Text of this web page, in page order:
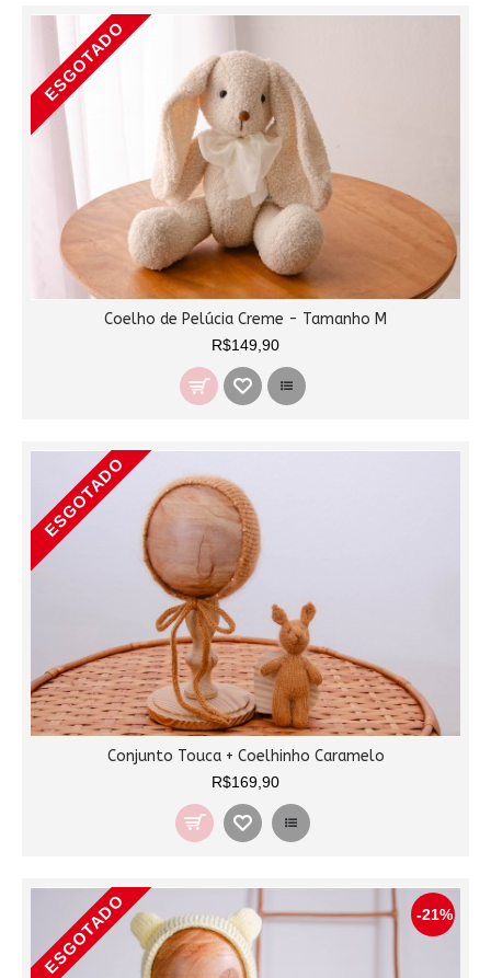
ESGOTADO
Coelho de Pelúcia Creme - Tamanho M
R$149,90
ESGOTADO
Conjunto Touca + Coelhinho Caramelo
R$169,90
-21%
ESGOTADO